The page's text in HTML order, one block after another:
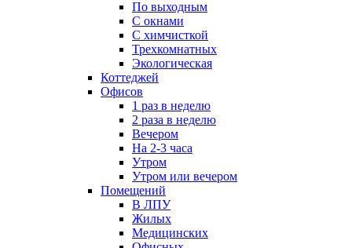
По выходным
С окнами
С химчисткой
Трехкомнатных
Экологическая
Коттеджей
Офисов
1 раз в неделю
2 раза в неделю
Вечером
На 2-3 часа
Утром
Утром или вечером
Помещений
В ЛПУ
Жилых
Медицинских